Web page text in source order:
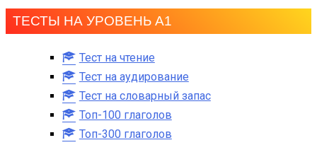
ТЕСТЫ НА УРОВЕНЬ А1
Тест на чтение
Тест на аудирование
Тест на словарный запас
Топ-100 глаголов
Топ-300 глаголов